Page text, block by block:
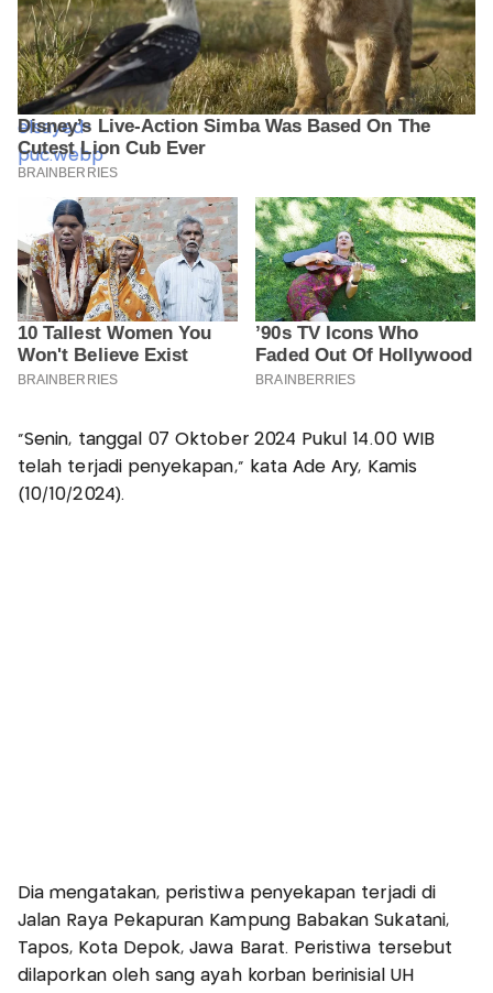
"Senin, tanggal 07 Oktober 2024 Pukul 14.00 WIB
telah terjadi penyekapan," kata Ade Ary, Kamis
(10/10/2024).
Dia mengatakan, peristiwa penyekapan terjadi di
Jalan Raya Pekapuran Kampung Babakan Sukatani,
Tapos, Kota Depok, Jawa Barat. Peristiwa tersebut
dilaporkan oleh sang ayah korban berinisial UH